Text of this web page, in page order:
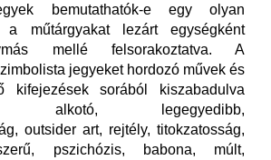
bemutathatók-e egy olyan
a műtárgyakat lezárt egységként
mellé felsorakoztatva. A
jegyeket hordozó művek és
kifejezések sorából kiszabadulva
alkotó, legegyedibb,
outsider art, rejtély, titokzatosság,
pszichózis, babona, múlt,